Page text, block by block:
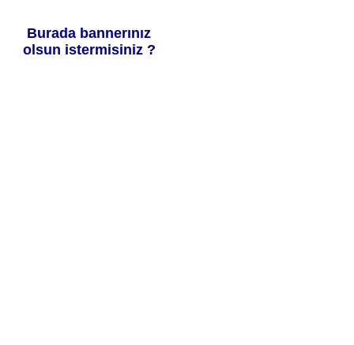
Burada bannerınız
olsun istermisiniz ?